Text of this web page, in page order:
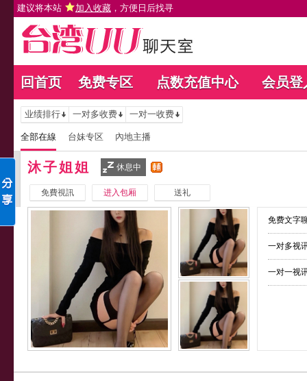
建议将本站 加入收藏 ，方便日后找寻
回首页 免费专区 点数充值中心 会员登
业绩排行 一对多收费 一对一收费
全部在線 台妹专区 內地主播
沐子姐姐 休息中
免費視訊 进入包厢 送礼
免费文字
一对多视
一对一视